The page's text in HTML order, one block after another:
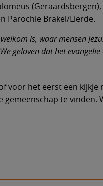
Ik wil het katholieke
Wie kan ik contacteren
Kennismaken via de
Ik wil mijn geloof
Beginnen met Alpha
Kom naar het
Ik zoek info over
Eucharistievieringen op
Weekdag- en andere
Misintenties aanvragen
Ik wil me als gelovige
Nieuws & vacatures
Meewerken in de
Ik zoek info over
Info over eerste
Info over kerkelijke
Het dekenaat en de
Parochie Brakel/Lierde
H.
(Geraardsbergen)
Parochie Brakel/Lierde.
is, waar mensen
geloven dat het
voor het eerst een
gemeenschap te